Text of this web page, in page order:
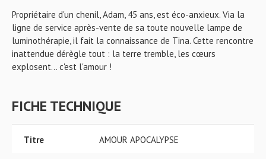
Propriétaire d'un chenil, Adam, 45 ans, est éco-anxieux. Via la
ligne de service après-vente de sa toute nouvelle lampe de
luminothérapie, il fait la connaissance de Tina. Cette rencontre
inattendue dérègle tout : la terre tremble, les cœurs
explosent... c'est l'amour !
FICHE TECHNIQUE
Titre AMOUR APOCALYPSE